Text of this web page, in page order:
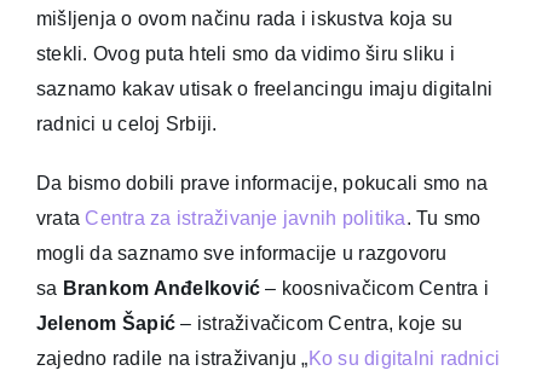
mišljenja o ovom načinu rada i iskustva koja su
stekli. Ovog puta hteli smo da vidimo širu sliku i
saznamo kakav utisak o freelancingu imaju digitalni
radnici u celoj Srbiji.
Da bismo dobili prave informacije, pokucali smo na
vrata Centra za istraživanje javnih politika. Tu smo
mogli da saznamo sve informacije u razgovoru
sa Brankom Anđelković – koosnivačicom Centra i
Jelenom Šapić – istraživačicom Centra, koje su
zajedno radile na istraživanju „ Ko su digitalni radnici